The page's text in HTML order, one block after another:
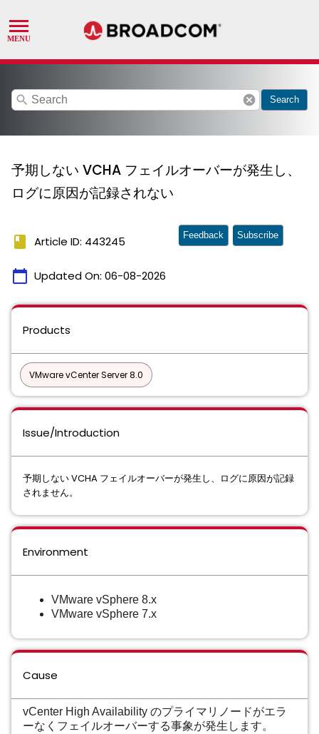
search cancel Search
予期しない VCHA フェイルオーバーが発生し、
ログに原因が記録されない
book Article ID: 443245
calendar_today Updated On: 06-08-2026
Feedback Subscribe
Products
VMware vCenter Server 8.0
Issue/Introduction
予期しない VCHA フェイルオーバーが発生し、ログに原因が記録
されません。
Environment
VMware vSphere 8.x
VMware vSphere 7.x
Cause
vCenter High Availability のプライマリノードがエラ
ーなくフェイルオーバーする事象が発生します。